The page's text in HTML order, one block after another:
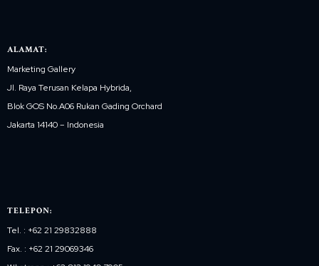
ALAMAT:
Marketing Gallery
Jl. Raya Terusan Kelapa Hybrida,
Blok GOS No.A06 Rukan Gading Orchard
Jakarta 14140 – Indonesia
TELEPON:
Tel. : +62 21 29832888
Fax. : +62 21 29069346